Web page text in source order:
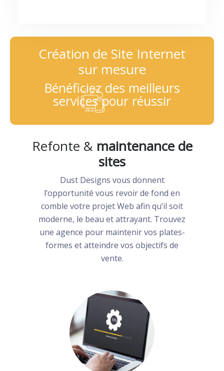
Création de Site Internet
sur mesure
Bénéficiez des meilleurs
services pour réussir
Refonte & maintenance de
sites
Dust Designs vous donnent
l’opportunité vous revoir de fond en
comble votre projet Web afin qu’il soit
moderne, le beau et attrayant. Trouvez
une agence pour maintenir vos plates-
formes et atteindre vos objectifs de
vente.